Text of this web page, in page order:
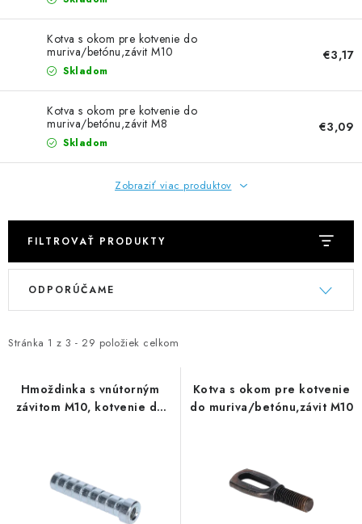
SPOJOVACÍ MATERIÁL
Ako nakupovať
Doprava a platba
Podmienky ochrany osobných údajov
Obchodné podmienky
Kotva s okom pre kotvenie do
muriva/betónu,závit M10
Skladom
€3,17
Kotva s okom pre kotvenie do
muriva/betónu,závit M8
Skladom
€3,09
Zobraziť viac produktov
FILTROVAŤ PRODUKTY
V
i
Stránka 1 z 3 - 29 položiek celkom
R
e
e
ODPORÚČAME
Hmoždinka s vnútorným
závitom M10, kotvenie do
Kotva s okom pre kotvenie
do muriva/betónu,závit M10